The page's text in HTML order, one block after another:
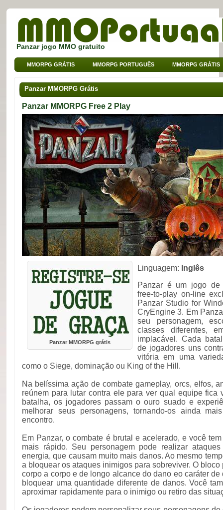
Panzar jogo MMO gratuito
MMORPG GRÁTIS MMORPG PORTUGUÊS MMORPG GRÁTIS
MMO DE BROWSER MMO PARA CRIANÇAS MMO DE SPORT
Panzar MMORPG Grátis
Panzar MMORPG Free 2 Play
Panzar MMORPG grátis
Linguagem: Inglês
Panzar é um jogo de
free-to-play on-line
Panzar Studio for
CryEngine 3. Em
seu personagem,
classes diferentes,
implacável. Cada
de jogadores uns
vitória em uma
como o Siege, dominação ou King of the Hill.
Na belíssima ação de combate gameplay, orcs, elfos,
reúnem para lutar contra ele para ver qual equipe fica
batalha, os jogadores passam o ouro suado e
melhorar seus personagens, tornando-os ainda
encontro.
Em Panzar, o combate é brutal e acelerado, e você
mais rápido. Seu personagem pode realizar
energia, que causam muito mais danos. Ao mesmo
a bloquear os ataques inimigos para sobreviver. O
corpo a corpo e de longo alcance do dano eo caráter
bloquear uma quantidade diferente de danos. Você
aproximar rapidamente para o inimigo ou retiro das